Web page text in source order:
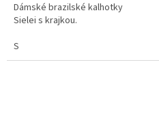
Dámské brazilské kalhotky
Sielei s krajkou.
S